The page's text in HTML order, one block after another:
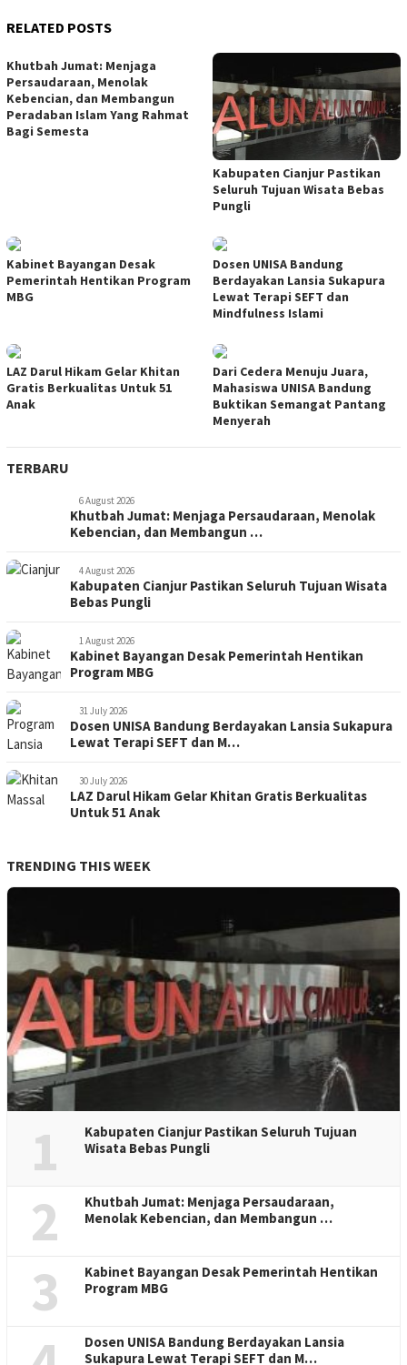
RELATED POSTS
Khutbah Jumat: Menjaga
Persaudaraan, Menolak
Kebencian, dan Membangun
Peradaban Islam Yang Rahmat
Bagi Semesta
Kabupaten Cianjur Pastikan
Seluruh Tujuan Wisata Bebas
Pungli
Kabinet Bayangan Desak
Pemerintah Hentikan Program
MBG
Dosen UNISA Bandung
Berdayakan Lansia Sukapura
Lewat Terapi SEFT dan
Mindfulness Islami
LAZ Darul Hikam Gelar Khitan
Gratis Berkualitas Untuk 51
Anak
Dari Cedera Menuju Juara,
Mahasiswa UNISA Bandung
Buktikan Semangat Pantang
Menyerah
TERBARU
6 August 2026
Khutbah Jumat: Menjaga Persaudaraan, Menolak
Kebencian, dan Membangun …
4 August 2026
Kabupaten Cianjur Pastikan Seluruh Tujuan Wisata
Bebas Pungli
1 August 2026
Kabinet Bayangan Desak Pemerintah Hentikan
Program MBG
31 July 2026
Dosen UNISA Bandung Berdayakan Lansia Sukapura
Lewat Terapi SEFT dan M…
30 July 2026
LAZ Darul Hikam Gelar Khitan Gratis Berkualitas
Untuk 51 Anak
TRENDING THIS WEEK
1
Kabupaten Cianjur Pastikan Seluruh Tujuan
Wisata Bebas Pungli
2
Khutbah Jumat: Menjaga Persaudaraan,
Menolak Kebencian, dan Membangun …
3
Kabinet Bayangan Desak Pemerintah Hentikan
Program MBG
Dosen UNISA Bandung Berdayakan Lansia
Sukapura Lewat Terapi SEFT dan M…